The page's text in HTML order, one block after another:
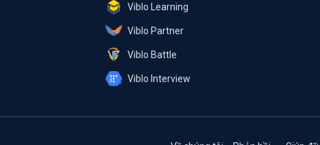
Viblo Learning
Viblo Partner
Viblo Battle
Viblo Interview